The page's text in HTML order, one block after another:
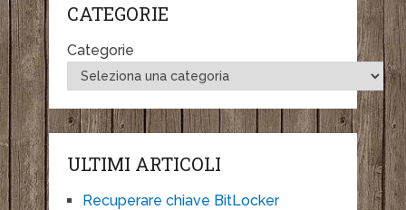
CATEGORIE
Categorie
ULTIMI ARTICOLI
Recuperare chiave BitLocker